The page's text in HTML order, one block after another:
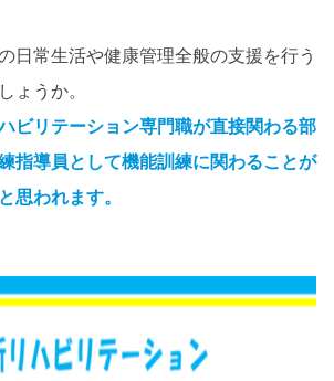
日常生活や健康管理全般の支援を行う
ょうか。
ビリテーション専門職が直接関わる部
指導員として機能訓練に関わることが
思われます。